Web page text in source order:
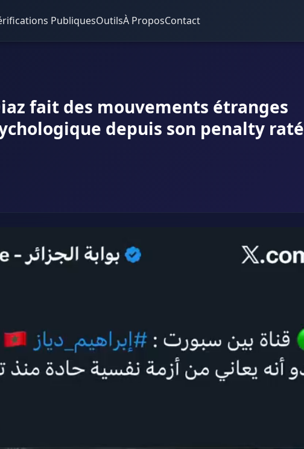
PubliquesOutilsÀ ProposContact
fait des mouvements étranges
depuis son penalty raté